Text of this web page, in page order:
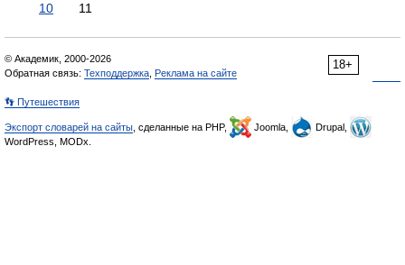
10
11
18+
© Академик, 2000-2026
Обратная связь: Техподдержка Реклама на сайте
👣 Путешествия
Экспорт словарей на сайты , сделанные на PHP, Joomla,
Drupal,
WordPress, MODx.